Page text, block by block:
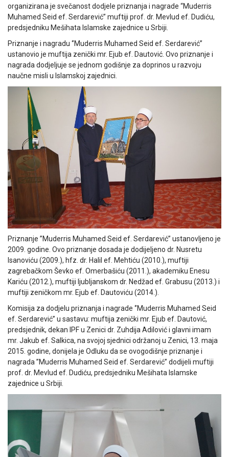
organizirana je svečanost dodjele priznanja i nagrade “Muderris
Muhamed Seid ef. Serdarević” muftiji prof. dr. Mevlud ef. Dudiću,
predsjedniku Mešihata Islamske zajednice u Srbiji.
Priznanje i nagradu ‘’Muderris Muhamed Seid ef. Serdarević’’
ustanovio je muftija zenički mr. Ejub ef. Dautović. Ovo priznanje i
nagrada dodjeljuje se jednom godišnje za doprinos u razvoju
naučne misli u Islamskoj zajednici.
Priznanje ”Muderris Muhamed Seid ef. Serdarević” ustanovljeno je
2009. godine. Ovo priznanje dosada je dodijeljeno dr. Nusretu
Isanoviću (2009.), hfz. dr. Halil ef. Mehtiću (2010.), muftiji
zagrebačkom Ševko ef. Omerbašiću (2011.), akademiku Enesu
Kariću (2012.), muftiji ljubljanskom dr. Nedžad ef. Grabusu (2013.) i
muftiji zeničkom mr. Ejub ef. Dautoviću (2014.).
Komisija za dodjelu priznanja i nagrade ‘’Muderris Muhamed Seid
ef. Serdarević’’ u sastavu: muftija zenički mr. Ejub ef. Dautović,
predsjednik, dekan IPF u Zenici dr. Zuhdija Adilović i glavni imam
mr. Jakub ef. Salkica, na svojoj sjednici održanoj u Zenici, 13. maja
2015. godine, donijela je Odluku da se ovogodišnje priznanje i
nagrada ”Muderris Muhamed Seid ef. Serdarević” dodijeli muftiji
prof. dr. Mevlud ef. Dudiću, predsjedniku Mešihata Islamske
zajednice u Srbiji.